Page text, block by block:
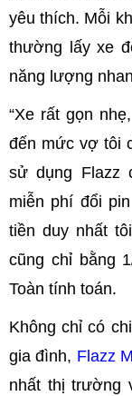
yêu thích. Mỗi
thường lấy xe
năng lượng
“Xe rất gọn
đến mức vợ tôi
sử dụng Flazz
miễn phí đổi
tiền duy nhất
cũng chỉ bằng
Toàn tính toán.
Không chỉ có
gia đình, Flazz
nhất thị trường